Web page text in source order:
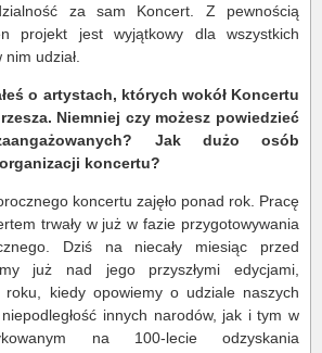
za sam Koncert. Z pewnością
projekt jest wyjątkowy dla wszystkich
udział.
o artystach, których wokół Koncertu
Niemniej czy możesz powiedzieć
Jak dużo osób
koncertu?
koncertu zajęło ponad rok. Pracę
trwały w już w fazie przygotowywania
Dziś na niecały miesiąc przed
już nad jego przyszłymi edycjami,
kiedy opowiemy o udziale naszych
innych narodów, jak i tym w
na 100-lecie odzyskania